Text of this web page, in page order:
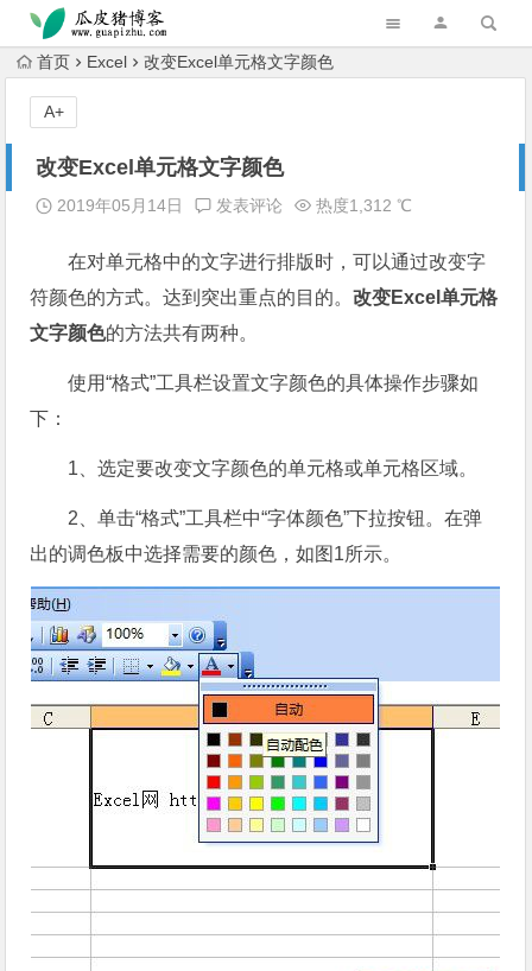
跳转到主内容
首页 Excel 改变Excel单元格文字颜色
改变Excel单元格文字颜色
2019年05月14日 发表评论 热度1,312 ℃
在对单元格中的文字进行排版时，可以通过改变字
符颜色的方式。达到突出重点的目的。改变Excel单元格
文字颜色的方法共有两种。
使用“格式”工具栏设置文字颜色的具体操作步骤如
下：
1、选定要改变文字颜色的单元格或单元格区域。
2、单击“格式”工具栏中“字体颜色”下拉按钮。在弹
出的调色板中选择需要的颜色，如图1所示。
A+